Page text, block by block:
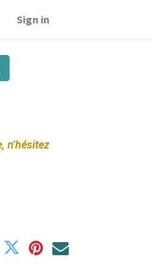
Sign in
n'hésitez